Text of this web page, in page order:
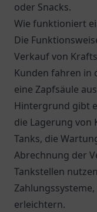
oder Snacks.
Wie funktioniert
Die
Verkauf von
Kunden fahren in
eine Zapfsäule
Hintergrund gibt
die Lagerung
Tanks, die
Abrechnung der
Tankstellen
erleichtern.